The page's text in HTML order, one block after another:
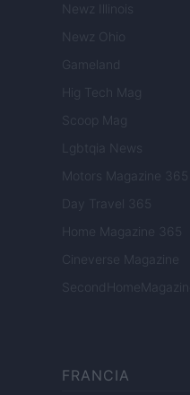
Newz Illinois
Newz Ohio
Gameland
Hig Tech Mag
Scoop Mag
Lgbtqia News
Motors Magazine 365
Day Travel 365
Home Magazine 365
Cineverse Magazine
SecondHomeMagazine
FRANCIA